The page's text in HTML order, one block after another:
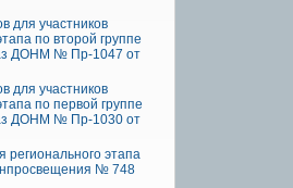
для участников
по второй группе
ДОНМ № Пр-1047 от
для участников
по первой группе
ДОНМ № Пр-1030 от
регионального этапа
№ 748